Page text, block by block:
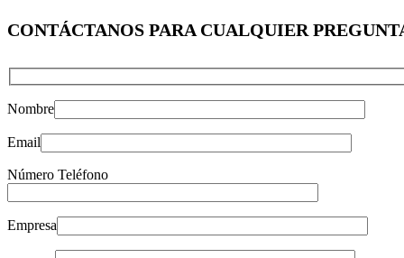
CONTÁCTANOS PARA CUALQUIER
Nombre
Email
Número Teléfono
Empresa